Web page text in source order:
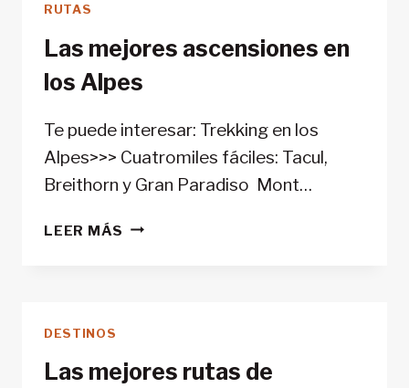
RUTAS
Las mejores ascensiones en
los Alpes
Te puede interesar: Trekking en los
Alpes>>> Cuatromiles fáciles: Tacul,
Breithorn y Gran Paradiso Mont…
LEER MÁS LAS
DESTINOS
Las mejores rutas de